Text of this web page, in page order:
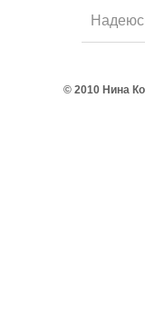
© 2010 Нина